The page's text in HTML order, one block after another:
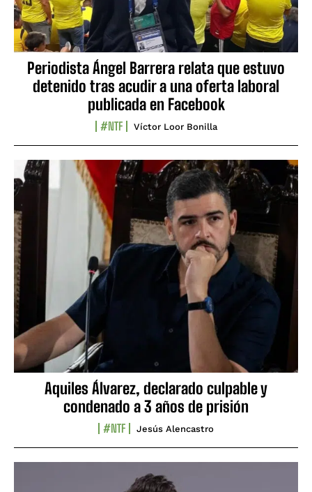
Periodista Ángel Barrera relata que estuvo
detenido tras acudir a una oferta laboral
publicada en Facebook
#NTF Víctor Loor Bonilla
Aquiles Álvarez, declarado culpable y
condenado a 3 años de prisión
#NTF Jesús Alencastro